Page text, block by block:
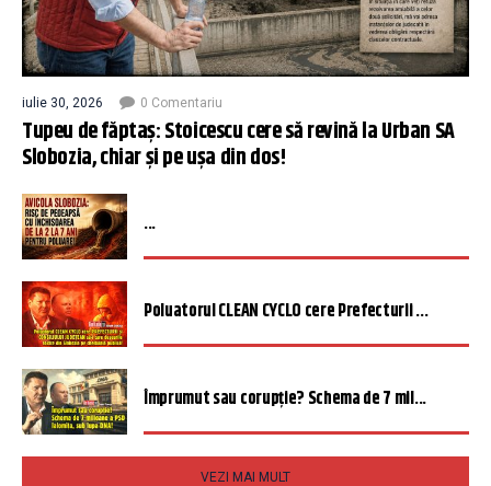
iulie 30, 2026 0 Comentariu
Tupeu de făptaș: Stoicescu cere să revină la Urban SA
Slobozia, chiar și pe ușa din dos!
...
Poluatorul CLEAN CYCLO cere Prefecturii ...
Împrumut sau corupție? Schema de 7 mil...
VEZI MAI MULT